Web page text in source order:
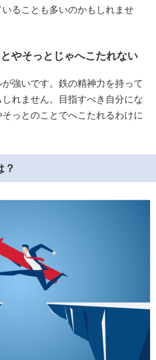
ることも多いのかもしれませ
やそっとじゃへこたれない
強いです。鉄の精神力を持って
れません。目指すべき自分にな
っとのことでへこたれるわけに
？